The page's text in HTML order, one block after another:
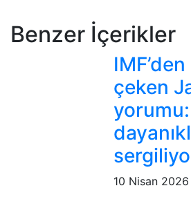
Benzer İçerikler
çeken
10 Nisan 2026